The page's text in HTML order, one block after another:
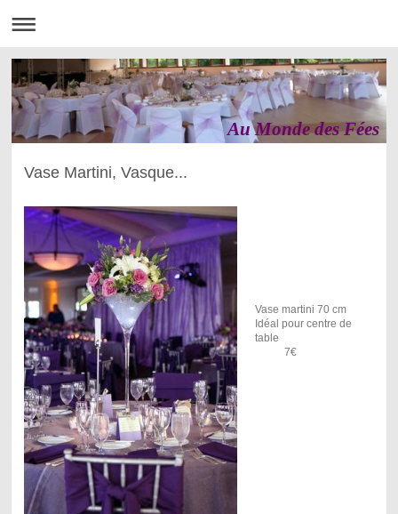
Au Monde des Fées
Vase Martini, Vasque...
Vase martini 70 cm
Idéal pour centre de
table
7€